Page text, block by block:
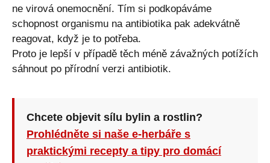
ne virová onemocnění. Tím si podkopáváme
schopnost organismu na antibiotika pak adekvátně
reagovat, když je to potřeba.
Proto je lepší v případě těch méně závažných potížích
sáhnout po přírodní verzi antibiotik.
Chcete objevit sílu bylin a rostlin?
Prohlédněte si naše e-herbáře s
praktickými recepty a tipy pro domácí